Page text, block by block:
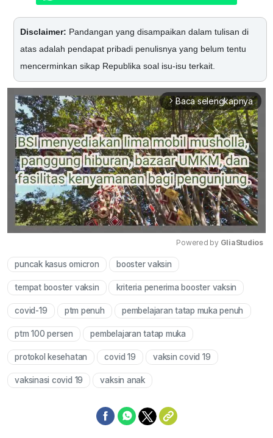
Disclaimer: Pandangan yang disampaikan dalam tulisan di
atas adalah pendapat pribadi penulisnya yang belum tentu
mencerminkan sikap Republika soal isu-isu terkait.
arrow_forward_ios Baca selengkapnya
Powered by GliaStudios
puncak kasus omicron booster vaksin
tempat booster vaksin kriteria penerima booster vaksin
covid-19 ptm penuh pembelajaran tatap muka penuh
ptm 100 persen pembelajaran tatap muka
protokol kesehatan covid 19 vaksin covid 19
vaksinasi covid 19 vaksin anak